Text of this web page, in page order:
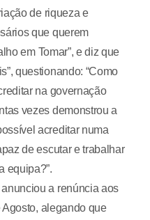
de riqueza e
que querem
em Tomar”, e diz que
questionando: “Como
na governação
vezes demonstrou a
acreditar numa
de escutar e trabalhar
equipa?”.
a renúncia aos
alegando que